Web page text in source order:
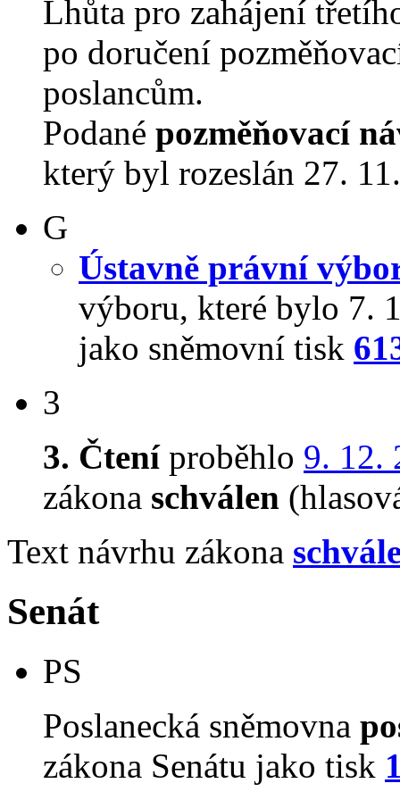
Lhůta pro zahájení
po doručení
poslancům.
Podané pozměňovací
který byl rozeslán 27.
G
Ústavně právní
výboru, které bylo 7.
jako sněmovní tisk
3
3. Čteníproběhlo 9. 12.
zákona schválen
Text návrhu zákona
Senát
PS
Poslanecká sněmovna
zákona Senátu jako tisk